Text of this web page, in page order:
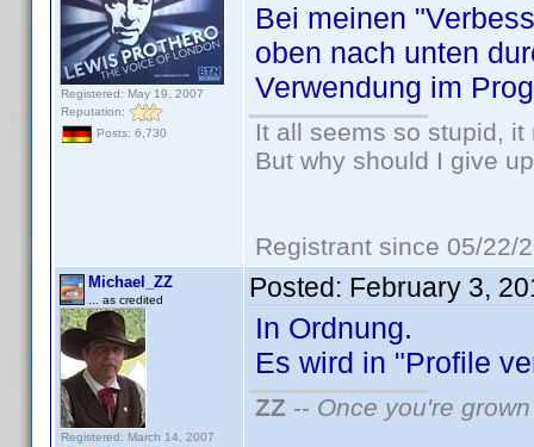
Registered: May 19, 2007
Reputation:
Posts: 6,730
Bei meinen
oben nach unten
Verwendung im
It all seems so stupid,
But why should I give
Registrant since 05/22/
Michael_ZZ
... as credited
Registered: March 14, 2007
Posted: February 3,
In Ordnung.
Es wird in "Profile
ZZ -- Once you're